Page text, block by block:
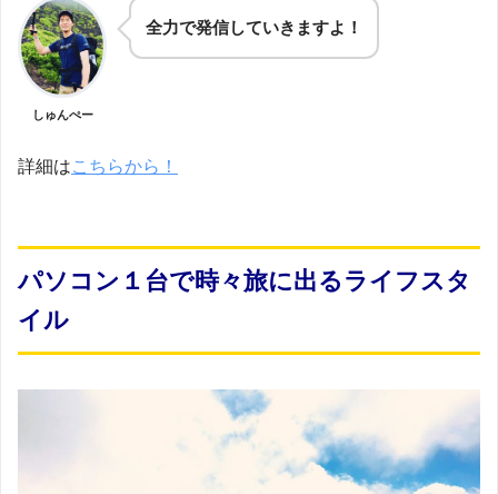
しゅんぺー
全力で発信していきますよ！
詳細はこちらから！
パソコン１台で時々旅に出るライフスタ
イル